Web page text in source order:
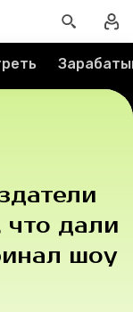
дали
шоу